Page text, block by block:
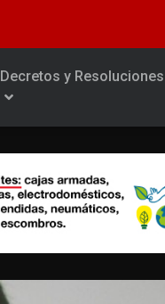
Decretos y Resoluciones